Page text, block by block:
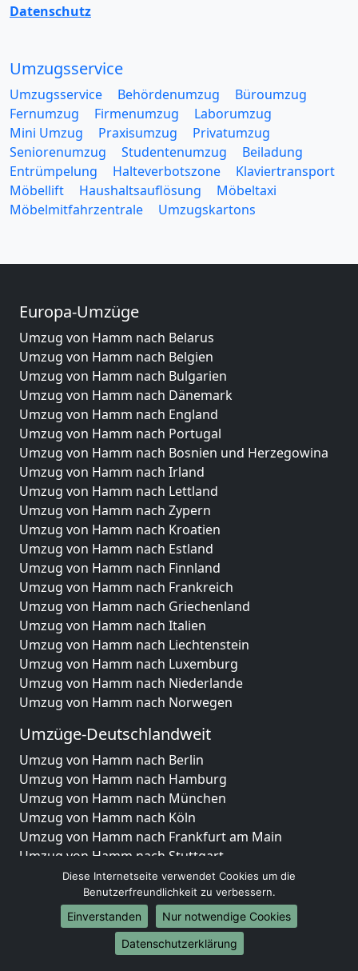
Datenschutz
Umzugsservice
Umzugsservice Behördenumzug
Büroumzug
Fernumzug
Firmenumzug
Laborumzug
Mini Umzug
Praxisumzug
Privatumzug
Seniorenumzug
Studentenumzug
Beiladung
Entrümpelung
Halteverbotszone
Klaviertransport
Möbellift
Haushaltsauflösung
Möbeltaxi
Möbelmitfahrzentrale
Umzugskartons
Europa-Umzüge
Umzug von Hamm nach Belarus
Umzug von Hamm nach Belgien
Umzug von Hamm nach Bulgarien
Umzug von Hamm nach Dänemark
Umzug von Hamm nach England
Umzug von Hamm nach Portugal
Umzug von Hamm nach Bosnien und Herzegowina
Umzug von Hamm nach Irland
Umzug von Hamm nach Lettland
Umzug von Hamm nach Zypern
Umzug von Hamm nach Kroatien
Umzug von Hamm nach Estland
Umzug von Hamm nach Finnland
Umzug von Hamm nach Frankreich
Umzug von Hamm nach Griechenland
Umzug von Hamm nach Italien
Umzug von Hamm nach Liechtenstein
Umzug von Hamm nach Luxemburg
Umzug von Hamm nach Niederlande
Umzug von Hamm nach Norwegen
Umzüge-Deutschlandweit
Umzug von Hamm nach Berlin
Umzug von Hamm nach Hamburg
Umzug von Hamm nach München
Umzug von Hamm nach Köln
Umzug von Hamm nach Frankfurt am Main
Umzug von Hamm nach Stuttgart
Umzug von Hamm nach Düsseldorf
Umzug von Hamm nach Leipzig
Umzug von Hamm nach Dortmund
Umzug von Hamm nach Essen
Umzug von Hamm nach Bremen
Diese Internetseite verwendet Cookies um die
Benutzerfreundlichkeit zu verbessern.
Einverstanden
Nur notwendige Cookies
Datenschutzerklärung